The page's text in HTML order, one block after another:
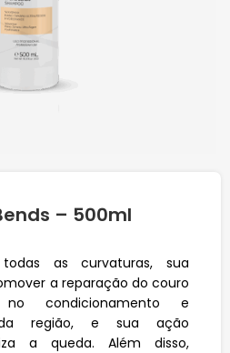
– 500ml
todas as curvaturas, sua
a reparação do couro
no condicionamento e
da região, e sua ação
a queda. Além disso,